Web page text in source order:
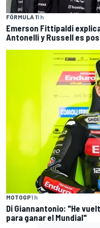
FÓRMULA 11 h
Emerson Fittipaldi
Antonelli y Russell es
MOTOGP1 h
Di Giannantonio: "He
para ganar el Mundial"